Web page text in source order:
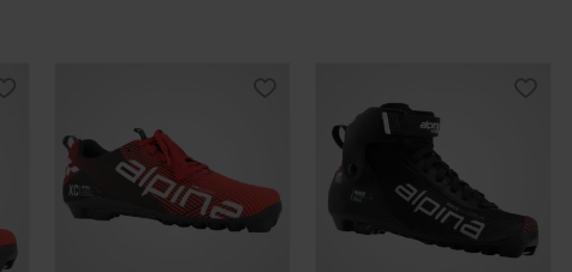
Lägg till i favoriter Lägg till i favoriter